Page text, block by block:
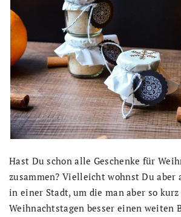
Hast Du schon alle Geschenke für
zusammen? Vielleicht wohnst Du aber
in einer Stadt, um die man aber so
Weihnachtstagen besser einen weiten